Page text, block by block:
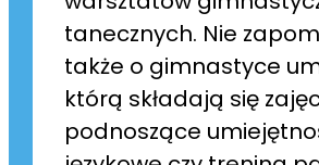
tanecznych. Nie
także o gimnastyce
którą składają się
podnoszące